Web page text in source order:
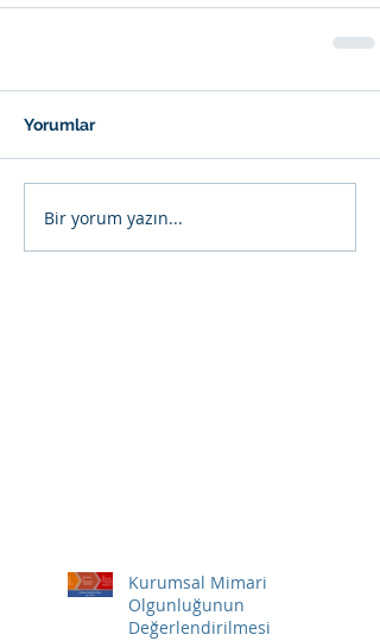
Yorumlar
Bir yorum yazın...
Kurumsal Mimari
Olgunluğunun
Değerlendirilmesi